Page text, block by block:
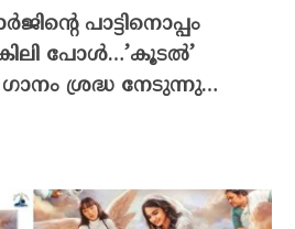
പാട്ടിനൊപ്പം
പോൾ…’കൂടൽ’
ഗാനം ശ്രദ്ധ നേടുന്നു…